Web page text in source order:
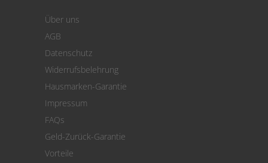
Cookie Einstellungen
Über uns
AGB
Datenschutz
Widerrufsbelehrung
Hausmarken-Garantie
Impressum
FAQs
Geld-Zurück-Garantie
Vorteile